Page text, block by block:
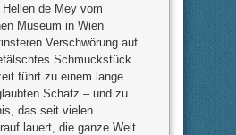
de Mey vom
Museum in Wien
Verschwörung auf
Schmuckstück
führt zu einem lange
Schatz – und zu
das seit vielen
lauert, die ganze Welt